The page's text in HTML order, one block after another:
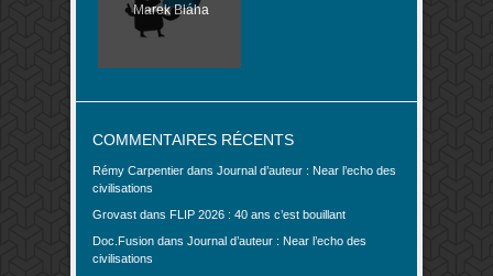
Marek Bláha
COMMENTAIRES RÉCENTS
Rémy Carpentier dans Journal d’auteur : Near l’echo des
civilisations
Grovast dans FLIP 2026 : 40 ans c’est bouillant
Doc.Fusion dans Journal d’auteur : Near l’echo des
civilisations